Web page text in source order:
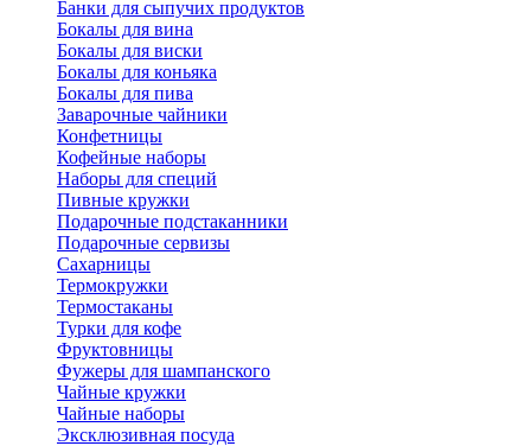
Банки для сыпучих продуктов
Бокалы для вина
Бокалы для виски
Бокалы для коньяка
Бокалы для пива
Заварочные чайники
Конфетницы
Кофейные наборы
Наборы для специй
Пивные кружки
Подарочные подстаканники
Подарочные сервизы
Сахарницы
Термокружки
Термостаканы
Турки для кофе
Фруктовницы
Фужеры для шампанского
Чайные кружки
Чайные наборы
Эксклюзивная посуда